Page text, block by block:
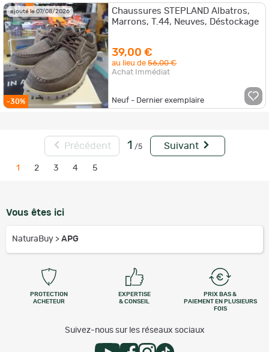
ajouté le 07/08/2026
-30%
Chaussures STEPLAND Albatros,
Marrons, T.44, Neuves, Déstockage
39,00 €
au lieu de56,00 €
Achat Immédiat
Neuf - Dernier exemplaire
Précédent 1 /5 Suivant
1 2 3 4 5
Vous êtes ici
NaturaBuy > APG
PROTECTION
ACHETEUR
EXPERTISE
& CONSEIL
PRIX BAS &
PAIEMENT EN PLUSIEURS
FOIS
Suivez-nous sur les réseaux sociaux